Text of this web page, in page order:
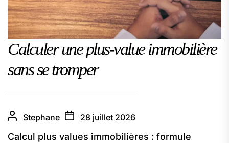
Calculer une plus-value immobilière
sans se tromper
Stephane 28 juillet 2026
Calcul plus values immobilières : formule